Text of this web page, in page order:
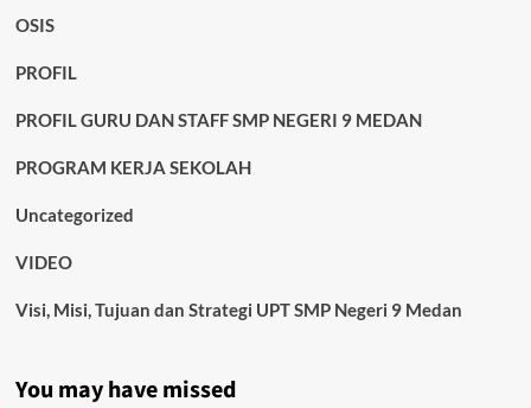
OSIS
PROFIL
PROFIL GURU DAN STAFF SMP NEGERI 9 MEDAN
PROGRAM KERJA SEKOLAH
Uncategorized
VIDEO
Visi, Misi, Tujuan dan Strategi UPT SMP Negeri 9 Medan
You may have missed